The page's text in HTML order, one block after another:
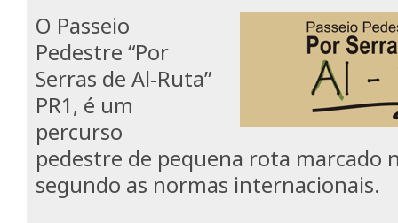
O Passeio
Pedestre “Por
Serras de Al-Ruta”
PR1, é um
percurso
pedestre de pequena rota marcado
segundo as normas internacionais.